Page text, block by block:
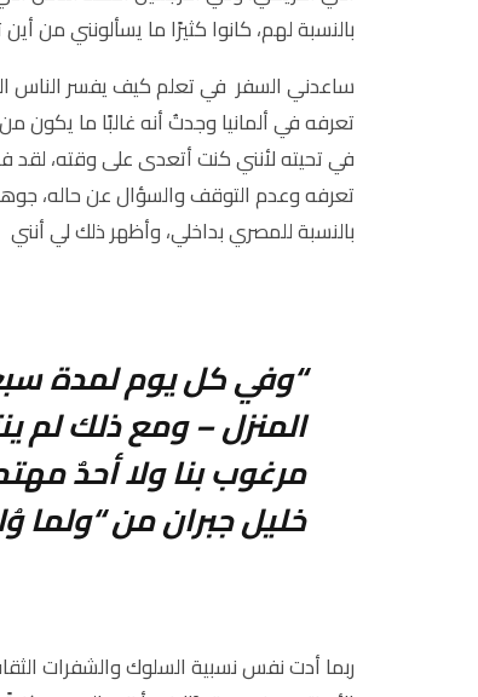
بالنسبة لهم، كانوا كثيرًا ما يسألونني من
ساعدني السفر في تعلم كيف يفسر الناس
تعرفه في ألمانيا وجدتُ أنه غالبًا ما يكون
في تحيته لأنني كنت أتعدى على وقته، لقد
تعرفه وعدم التوقف والسؤال عن حاله،
بالنسبة للمصري بداخلي، وأظهر ذلك لي
“وفي كل يوم لمدة
المنزل – ومع ذلك لم
مرغوب بنا ولا أحدٌ
خليل جبران من “ولما
ربما أدت نفس نسبية السلوك والشفرات